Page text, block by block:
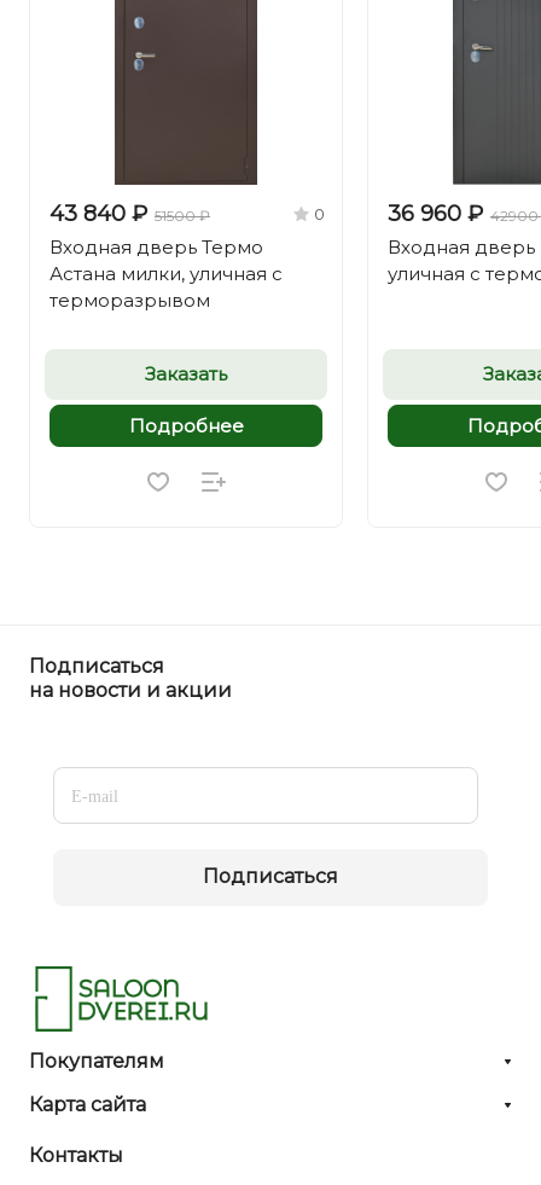
43 840 ₽ 51500 ₽ 0
Входная дверь Термо
Астана милки, уличная с
терморазрывом
Заказать
Подробнее
36 960 ₽
Входная дверь
уличная с
Подписаться
на новости и акции
Подписаться
Покупателям
Карта сайта
Контакты